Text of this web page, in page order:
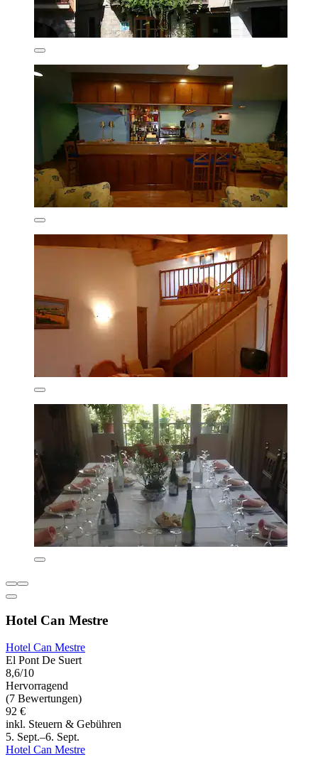
Hotel Can Mestre
Hotel Can Mestre
El Pont De Suert
8,6/10
Hervorragend
(7 Bewertungen)
92 €
inkl. Steuern & Gebühren
5. Sept.–6. Sept.
Hotel Can Mestre